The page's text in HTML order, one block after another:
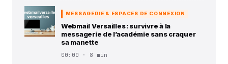
MESSAGERIE & ESPACES DE CONNEXION
Webmail Versailles : survivre à la
messagerie de l’académie sans craquer
sa manette
00:00 · 8 min